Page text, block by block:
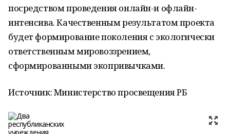
посредством проведения онлайн-и офлайн-
интенсива. Качественным результатом проекта
будет формирование поколения с экологически
ответственным мировоззрением,
сформированными экопривычками.
Источник: Министерство просвещения РБ